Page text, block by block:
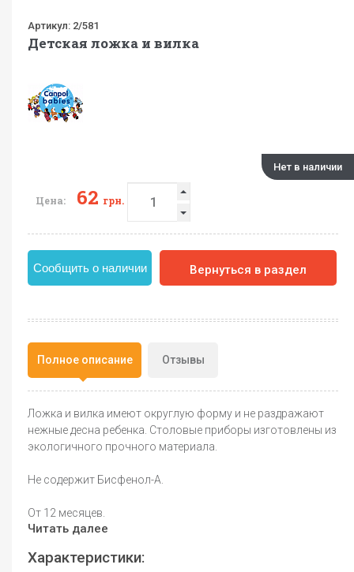
Артикул: 2/581
Детская ложка и вилка
Нет в наличии
Цена: 62 грн.
Сообщить о наличии Вернуться в раздел
Полное описание Отзывы
Ложка и вилка имеют округлую форму и не раздражают
нежные десна ребенка. Столовые приборы изготовлены из
экологичного прочного материала.
Не содержит Бисфенол-А.
От 12 месяцев.
Читать далее
Характеристики: